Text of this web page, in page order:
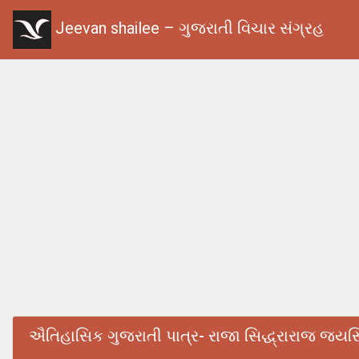
Jeevan shailee – ગુજરાતી વિચાર સંગ્રહ
ઐતિહાસિક ગુજરાતી પાત્ર- રાજા સિદ્ધ્રારાજ